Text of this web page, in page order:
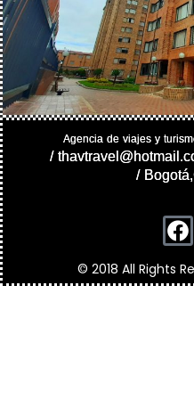
Agencia de viajes y
/
/
© 2018 All Rights